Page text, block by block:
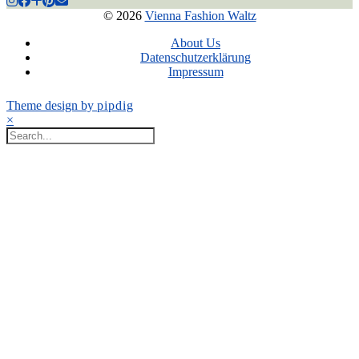
© 2026 Vienna Fashion Waltz
About Us
Datenschutzerklärung
Impressum
Theme design by pipdig
×